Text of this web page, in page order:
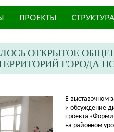
ПРОЕКТЫ СТРУКТУРА
ОТКРЫТОЕ
ГОРОДА
В выставочном
и обсуждение
проекта
на районном